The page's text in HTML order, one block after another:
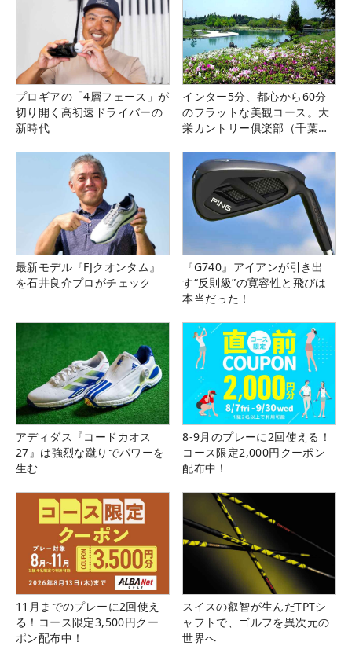
プロギアの「4層フェース」が
切り開く高初速ドライバーの
新時代
インター5分、都心から60分
のフラットな美観コース。大
栄カントリー俱楽部（千葉
最新モデル『FJクオンタム』
を石井良介プロがチェック
『G740』アイアンが引き出
す“反則級”の寛容性と飛びは
本当だった！
アディダス『コードカオス
27』は強烈な蹴りでパワーを
生む
8-9月のプレーに2回使える！
コース限定2,000円クーポン
配布中！
11月までのプレーに2回使え
る！コース限定3,500円クー
ポン配布中！
スイスの叡智が生んだTPTシ
ャフトで、ゴルフを異次元の
世界へ